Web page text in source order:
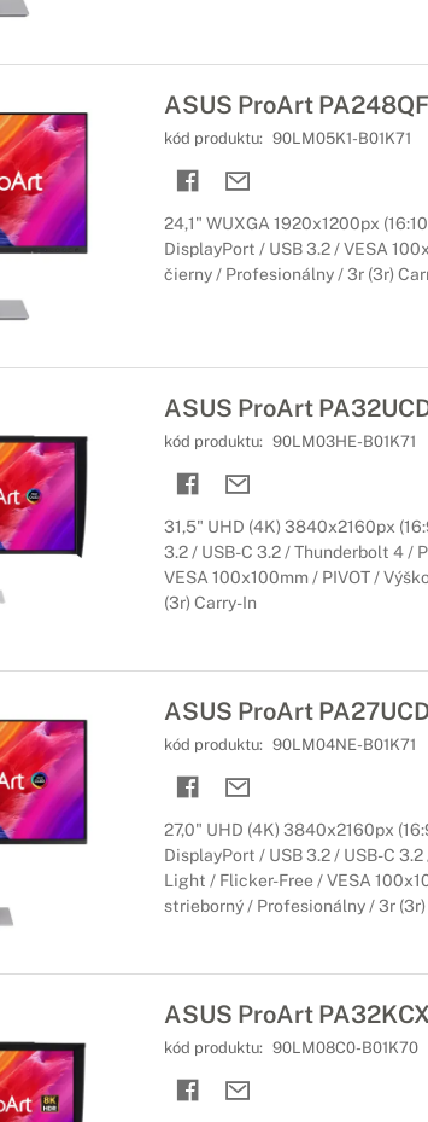
ASUS ProArt
kód produktu: 90LM05K1-B01K71
24,1" WUXGA 1920x1200px
DisplayPort / USB 3.2 / VESA
čierny / Profesionálny / 3r (3r)
ASUS ProArt
kód produktu: 90LM03HE-B01K71
31,5" UHD (4K) 3840x2160px
3.2 / USB-C 3.2 / Thunderbolt 4 /
VESA 100x100mm / PIVOT /
(3r) Carry-In
ASUS ProArt
kód produktu: 90LM04NE-B01K71
27,0" UHD (4K) 3840x2160px
DisplayPort / USB 3.2 / USB-C
Light / Flicker-Free / VESA
strieborný / Profesionálny / 3r (3r)
ASUS ProArt
kód produktu: 90LM08C0-B01K70